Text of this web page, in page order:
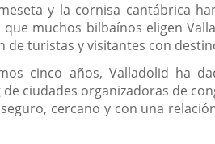
y la cornisa cantábrica
muchos bilbaínos eligen
turistas y visitantes con
cinco años, Valladolid ha
ciudades organizadoras de
cercano y con una